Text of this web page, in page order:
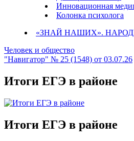
Инновационная
Колонка психолога
«ЗНАЙ НАШИХ».
Человек и общество
"Навигатор" № 25 (1548) от 03.07.26
Итоги ЕГЭ в районе
Итоги ЕГЭ в районе